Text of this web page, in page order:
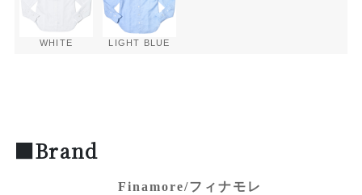
WHITE LIGHT BLUE
■Brand
Finamore/フィナモレ